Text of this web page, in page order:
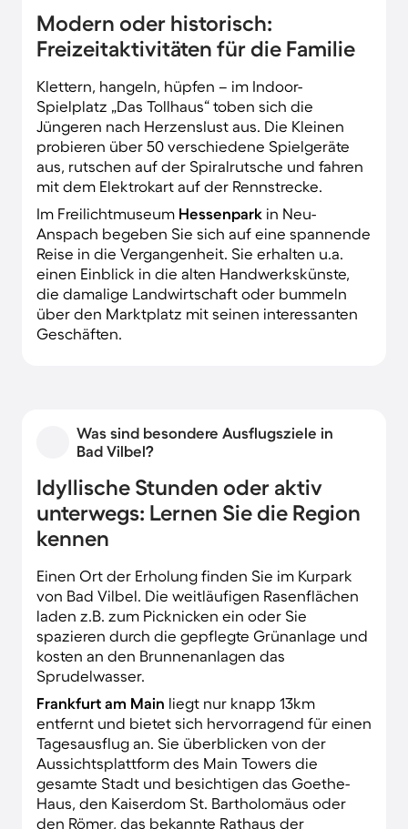
Modern oder historisch:
Freizeitaktivitäten für die Familie
Klettern, hangeln, hüpfen – im Indoor-
Spielplatz „Das Tollhaus“ toben sich die
Jüngeren nach Herzenslust aus. Die Kleinen
probieren über 50 verschiedene Spielgeräte
aus, rutschen auf der Spiralrutsche und fahren
mit dem Elektrokart auf der Rennstrecke.
Im Freilichtmuseum Hessenpark in Neu-
Anspach begeben Sie sich auf eine spannende
Reise in die Vergangenheit. Sie erhalten u.a.
einen Einblick in die alten Handwerkskünste,
die damalige Landwirtschaft oder bummeln
über den Marktplatz mit seinen interessanten
Geschäften.
Was sind besondere Ausflugsziele in
Bad Vilbel?
Idyllische Stunden oder aktiv
unterwegs: Lernen Sie die Region
kennen
Einen Ort der Erholung finden Sie im Kurpark
von Bad Vilbel. Die weitläufigen Rasenflächen
laden z.B. zum Picknicken ein oder Sie
spazieren durch die gepflegte Grünanlage und
kosten an den Brunnenanlagen das
Sprudelwasser.
Frankfurt am Main liegt nur knapp 13km
entfernt und bietet sich hervorragend für einen
Tagesausflug an. Sie überblicken von der
Aussichtsplattform des Main Towers die
gesamte Stadt und besichtigen das Goethe-
Haus, den Kaiserdom St. Bartholomäus oder
den Römer, das bekannte Rathaus der